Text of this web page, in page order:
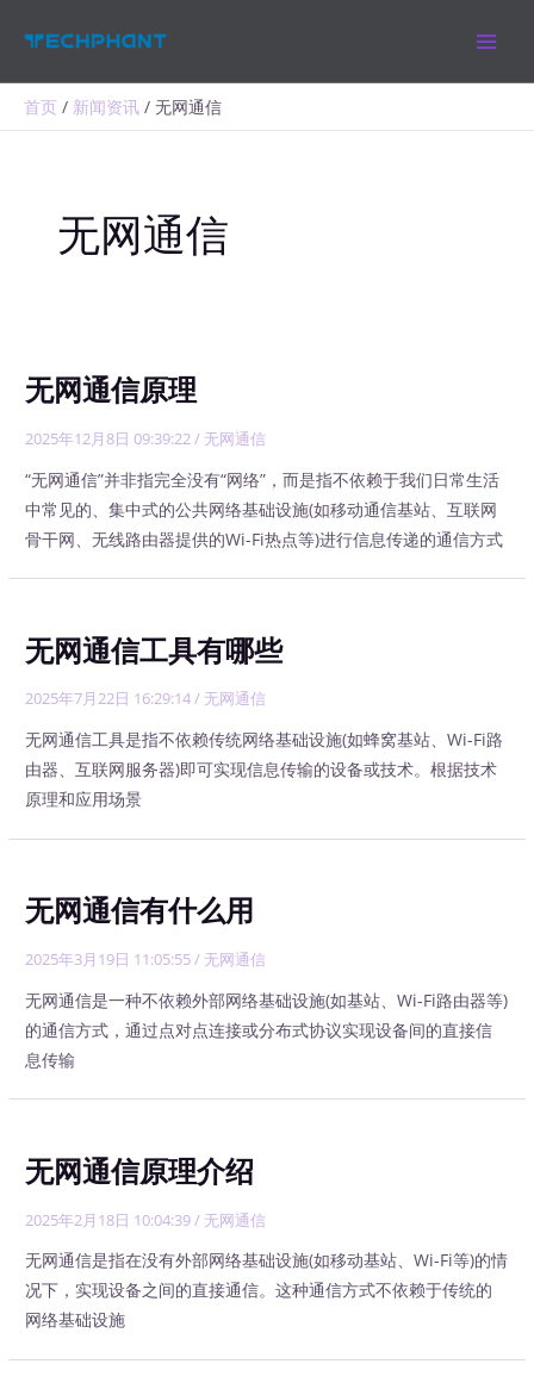
首页 新闻资讯 无网通信
无网通信
无网通信原理
2025年12月8日 09:39:22/ 无网通信
“无网通信”并非指完全没有“网络”，而是指不依赖于我们日常生活
中常见的、集中式的公共网络基础设施(如移动通信基站、互联网
骨干网、无线路由器提供的Wi-Fi热点等)进行信息传递的通信方式
无网通信工具有哪些
2025年7月22日 16:29:14/ 无网通信
无网通信工具是指不依赖传统网络基础设施(如蜂窝基站、Wi-Fi路
由器、互联网服务器)即可实现信息传输的设备或技术。根据技术
原理和应用场景
无网通信有什么用
2025年3月19日 11:05:55/ 无网通信
无网通信是一种不依赖外部网络基础设施(如基站、Wi-Fi路由器等)
的通信方式，通过点对点连接或分布式协议实现设备间的直接信
息传输
无网通信原理介绍
2025年2月18日 10:04:39/ 无网通信
无网通信是指在没有外部网络基础设施(如移动基站、Wi-Fi等)的情
况下，实现设备之间的直接通信。这种通信方式不依赖于传统的
网络基础设施